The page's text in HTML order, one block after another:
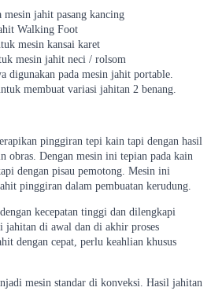
jahit pasang kancing
Walking Foot
mesin kansai karet
mesin jahit neci / rolsom
digunakan pada mesin jahit portable.
membuat variasi jahitan 2 benang.
pinggiran tepi kain tapi dengan hasil
obras. Dengan mesin ini tepian pada kain
dengan pisau pemotong. Mesin ini
pinggiran dalam pembuatan kerudung.
kecepatan tinggi dan dilengkapi
jahitan di awal dan di akhir proses
dengan cepat, perlu keahlian khusus
mesin standar di konveksi. Hasil jahitan